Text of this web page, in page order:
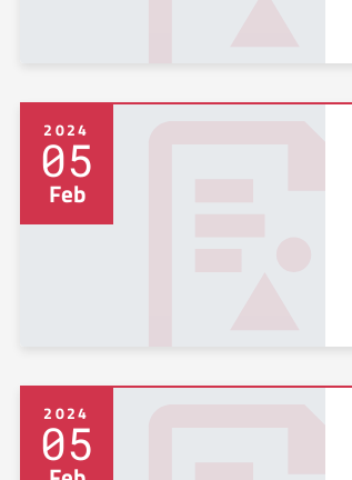
2024
05
Feb
2024
05